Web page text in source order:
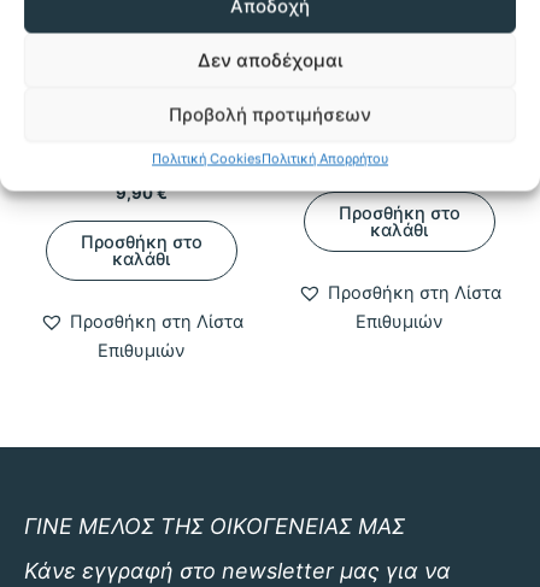
Αποδοχή
Δεν αποδέχομαι
Προβολή προτιμήσεων
Πολιτική CookiesΠολιτική Απορρήτου
Παιδικό καπέλο Harry
Potter
9,90€
Προσθήκη στο
καλάθι
Προσθήκη στη Λίστα
Επιθυμιών
12,50
was:
12,50 €.
τιμή
είναι:
5,90 €.
Προσθήκη στο
καλάθι
Προσθήκη στη Λίστα
Επιθυμιών
ΓΙΝΕ ΜΕΛΟΣ ΤΗΣ ΟΙΚΟΓΕΝΕΙΑΣ ΜΑΣ
Κάνε εγγραφή στο newsletter μας για να